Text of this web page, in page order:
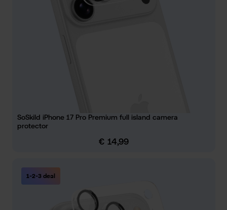
SoSkild iPhone 17 Pro Premium full island camera
protector
Normale prijs:
€ 14,99
1-2-3 deal